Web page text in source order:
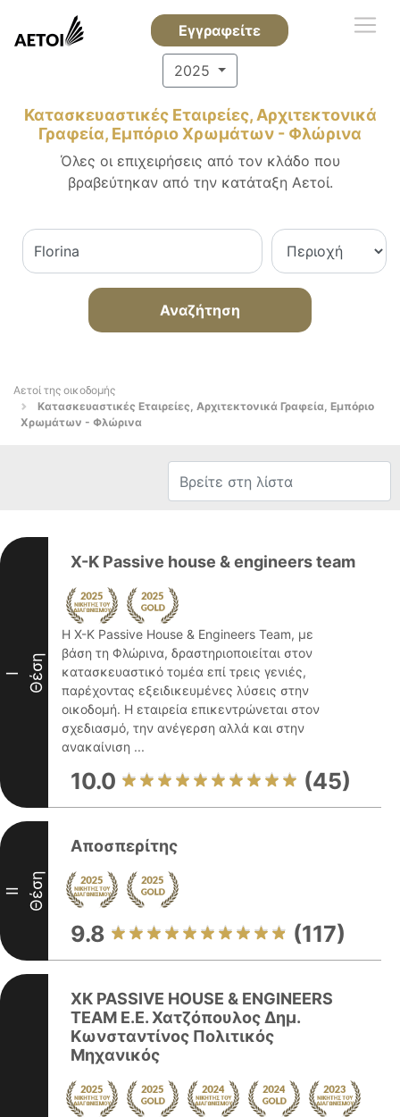
Εγγραφείτε
2025
Κατασκευαστικές Εταιρείες, Αρχιτεκτονικά
Γραφεία, Εμπόριο Χρωμάτων - Φλώρινα
Όλες οι επιχειρήσεις από τον κλάδο που
βραβεύτηκαν από την κατάταξη Αετοί.
Αναζήτηση
Αετοί της οικοδομής
Κατασκευαστικές Εταιρείες, Αρχιτεκτονικά Γραφεία, Εμπόριο
Χρωμάτων - Φλώρινα
I Θέση
X-K Passive house & engineers team
Η X-K Passive House & Engineers Team, με
βάση τη Φλώρινα, δραστηριοποιείται στον
κατασκευαστικό τομέα επί τρεις γενιές,
παρέχοντας εξειδικευμένες λύσεις στην
οικοδομή. Η εταιρεία επικεντρώνεται στον
σχεδιασμό, την ανέγερση αλλά και στην
ανακαίνιση ...
10.0 (45)
II Θέση
Αποσπερίτης
9.8 (117)
XK PASSIVE HOUSE & ENGINEERS
TEAM E.E. Χατζόπουλος Δημ.
Κωνσταντίνος Πολιτικός
Μηχανικός